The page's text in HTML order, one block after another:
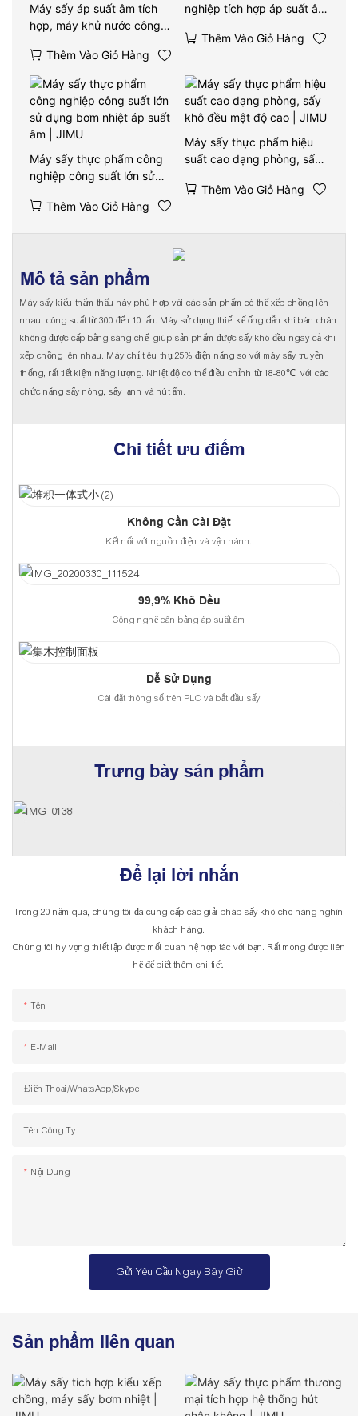
Máy sấy áp suất âm tích
hợp, máy khử nước công
| JIMUThêm Vào Giỏ Hàng
nghiệp tích hợp áp suất âm
Thêm Vào Giỏ Hàng
Máy sấy thực phẩm công
nghiệp công suất lớn sử
| JIMUThêm Vào Giỏ Hàng
Máy sấy thực phẩm hiệu
suất cao dạng phòng, sấy
Thêm Vào Giỏ Hàng
Mô tả sản phẩm
Máy sấy kiểu thẩm thấu này phù hợp với các sản phẩm có thể xếp chồng lên
nhau, công suất từ ​​300 đến 10 tấn. Máy sử dụng thiết kế ống dẫn khí bán chân
không được cấp bằng sáng chế, giúp sản phẩm được sấy khô đều ngay cả khi
xếp chồng lên nhau. Máy chỉ tiêu thụ 25% điện năng so với máy sấy truyền
thống, rất tiết kiệm năng lượng. Nhiệt độ có thể điều chỉnh từ 18-80℃, với các
chức năng sấy nóng, sấy lạnh và hút ẩm.
Chi tiết ưu điểm
Không Cần Cài Đặt
Kết nối với nguồn điện và vận hành.
99,9% Khô Đều
Công nghệ cân bằng áp suất âm
Dễ Sử Dụng
Cài đặt thông số trên PLC và bắt đầu sấy
Trưng bày sản phẩm
Để lại lời nhắn
Trong 20 năm qua, chúng tôi đã cung cấp các giải pháp sấy khô cho hàng nghìn
khách hàng.
Chúng tôi hy vọng thiết lập được mối quan hệ hợp tác với bạn. Rất mong được liên
hệ để biết thêm chi tiết.
Tên
E-Mail
Điện Thoại/WhatsApp/Skype
Tên Công Ty
Nội Dung
Gửi Yêu Cầu Ngay Bây Giờ
Sản phẩm liên quan